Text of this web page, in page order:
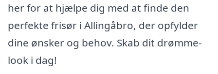
her for at hjælpe dig med at finde den
perfekte frisør i Allingåbro, der opfylder
dine ønsker og behov. Skab dit drømme-
look i dag!